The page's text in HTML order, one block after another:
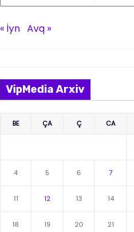
« İyn Avq »
VipMedia Arxiv
BE ÇA Ç CA
4 5 6 7
11 12 13 14
18 19 20 21